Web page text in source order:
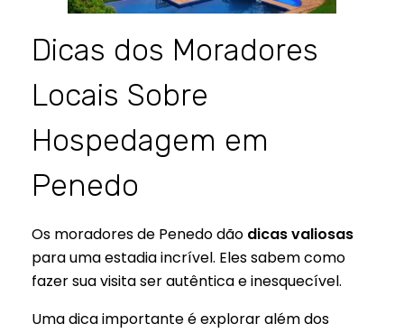
Dicas dos Moradores
Locais Sobre
Hospedagem em
Penedo
Os moradores de Penedo dão dicas valiosas
para uma estadia incrível. Eles sabem como
fazer sua visita ser autêntica e inesquecível.
Uma dica importante é explorar além dos